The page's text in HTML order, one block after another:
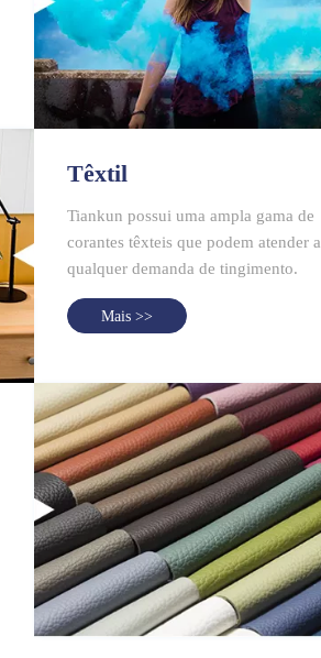
Têxtil
Tiankun possui uma ampla gama de
corantes têxteis que podem atender a
qualquer demanda de tingimento.
Mais >>